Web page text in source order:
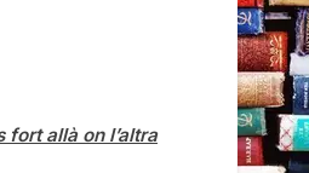
fort allà on l’altra